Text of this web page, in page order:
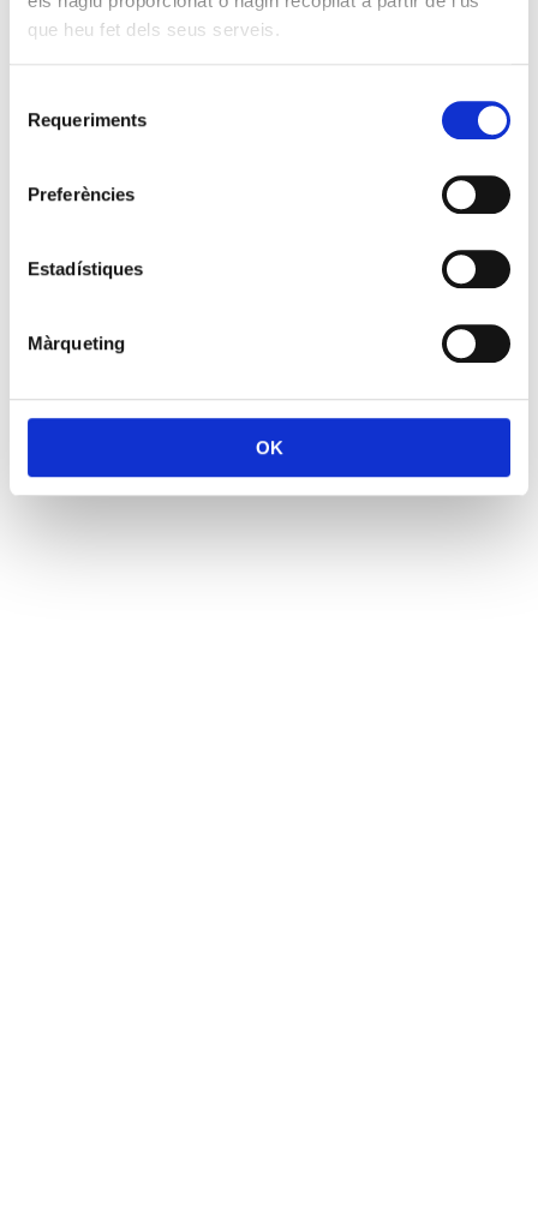
que heu fet dels seus serveis.
Requeriments
Preferències
Estadístiques
Màrqueting
OK